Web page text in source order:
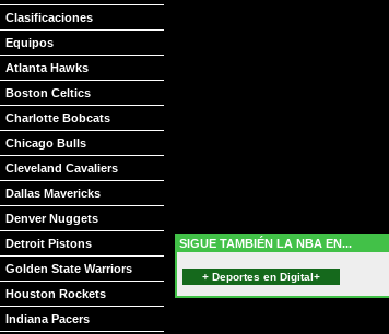
Clasificaciones
Equipos
Atlanta Hawks
Boston Celtics
Charlotte Bobcats
Chicago Bulls
Cleveland Cavaliers
Dallas Mavericks
Denver Nuggets
Detroit Pistons
Golden State Warriors
Houston Rockets
Indiana Pacers
SIGUE TAMBIÉN LA NBA EN...
+ Deportes en Digital+